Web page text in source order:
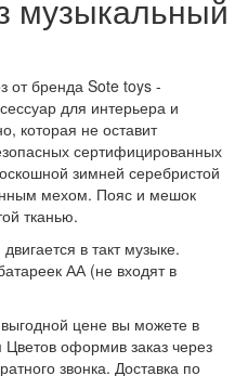
музыкальный
от бренда Sote toys -
для интерьера и
которая не оставит
сертифицированных
зимней серебристой
мехом. Пояс и мешок
тканью.
в такт музыке.
АА (не входят в
цене вы можете в
оформив заказ через
звонка. Доставка по